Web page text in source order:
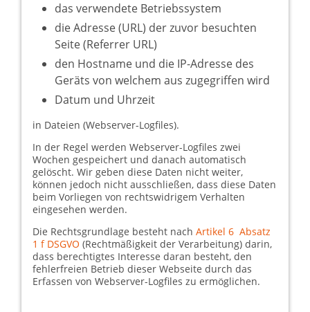
das verwendete Betriebssystem
die Adresse (URL) der zuvor besuchten
Seite (Referrer URL)
den Hostname und die IP-Adresse des
Geräts von welchem aus zugegriffen wird
Datum und Uhrzeit
in Dateien (Webserver-Logfiles).
In der Regel werden Webserver-Logfiles zwei
Wochen gespeichert und danach automatisch
gelöscht. Wir geben diese Daten nicht weiter,
können jedoch nicht ausschließen, dass diese Daten
beim Vorliegen von rechtswidrigem Verhalten
eingesehen werden.
Die Rechtsgrundlage besteht nachArtikel 6 Absatz
1 f DSGVO (Rechtmäßigkeit der Verarbeitung) darin,
dass berechtigtes Interesse daran besteht, den
fehlerfreien Betrieb dieser Webseite durch das
Erfassen von Webserver-Logfiles zu ermöglichen.